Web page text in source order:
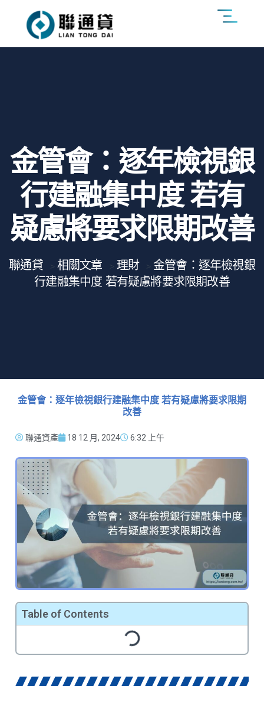
金管會：逐年檢視銀
行建融集中度 若有
疑慮將要求限期改善
聯通貸 > 相關文章 > 理財 > 金管會：逐年檢視銀
行建融集中度 若有疑慮將要求限期改善
金管會：逐年檢視銀行建融集中度 若有疑慮將要求限期
改善
聯通資產 18 12 月, 2024 6:32 上午
Table of Contents